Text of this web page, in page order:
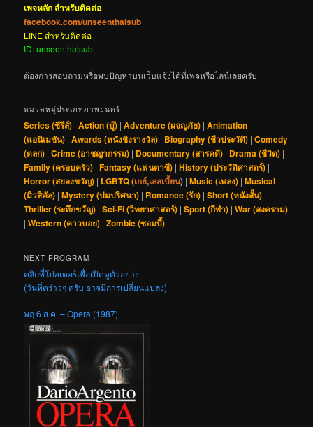
เพจหลัก สำหรับติดต่อ
facebook.com/unseenthaisub
LINE สำหรับติดต่อ
ID: unseenthaisub
ต้องการสอบถามหรือพบปัญหาบนเว็บแจ้งได้ที่เพจหรือไลน์เลยครับ
หมวดหมู่ประเภทภาพยนตร์
Series (ซีรีส์) |Action (บู๊) |Adventure (ผจญภัย) |Animation
(แอนิเมชัน) |Awards (หนังชิงรางวัล) | Biography (ชีวประวัติ) |Comedy
(ตลก) |Crime (อาชญากรรม) | Documentary (สารคดี) | Drama (ชีวิต) |
Family (ครอบครัว) |Fantasy (แฟนตาซี) |History (ประวัติศาสตร์) |
Horror (สยองขวัญ) | LGBTQ (เกย์,เลสเบี้ยน) |Music (เพลง) |Musical
(มิวสิคัล) |Mystery (ปมปริศนา) | Romance (รัก) |Short (หนังสั้น) |
Thriller (ระทึกขวัญ) |Sci-Fi (วิทยาศาสตร์) |Sport (กีฬา) |War (สงคราม)
|Western (คาวบอย) |Zombie (ซอมบี้)
NEXT PROGRAM
คลิกที่โปสเตอร์เพื่อเปิดดูตัวอย่าง
(วันที่คร่าวๆ ครับ อาจมีการเปลี่ยนแปลง)
พฤ 6 ส.ค. – Opera (1987)